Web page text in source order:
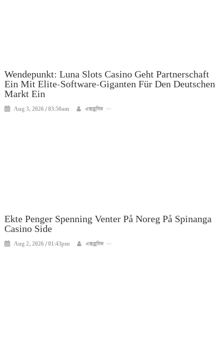
Wendepunkt: Luna Slots Casino Geht Partnerschaft
Ein Mit Elite-Software-Giganten Für Den Deutschen
Markt Ein
Aug 3, 2026 / 03:50am এক্সক্লুসিভ
Ekte Penger Spenning Venter På Noreg På Spinanga
Casino Side
Aug 2, 2026 / 01:43pm এক্সক্লুসিভ